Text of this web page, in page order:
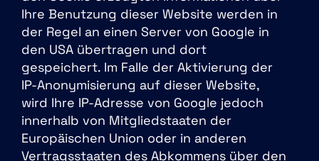
Ihre Benutzung dieser Website werden in
der Regel an einen Server von Google in
den USA übertragen und dort
gespeichert. Im Falle der Aktivierung der
IP-Anonymisierung auf dieser Website,
wird Ihre IP-Adresse von Google jedoch
innerhalb von Mitgliedstaaten der
Europäischen Union oder in anderen
Vertragsstaaten des Abkommens über den